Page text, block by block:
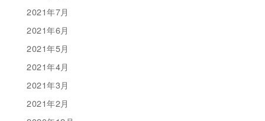
2021年7月
2021年6月
2021年5月
2021年4月
2021年3月
2021年2月